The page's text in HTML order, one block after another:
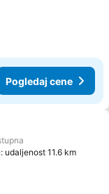
Pogledaj cene
udaljenost 11.6 km